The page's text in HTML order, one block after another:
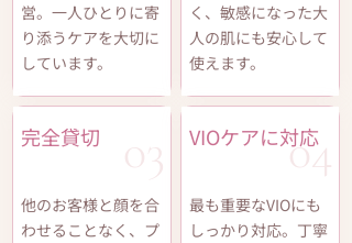
営。一人ひとりに寄
り添うケアを大切に
しています。
完全貸切 03​
他のお客様と顔を合
わせることなく、プ
く、敏感になった大
人の肌にも安心して
使えます。
VIOケアに対応
04​
最も重要なVIOにも
しっかり対応。丁寧